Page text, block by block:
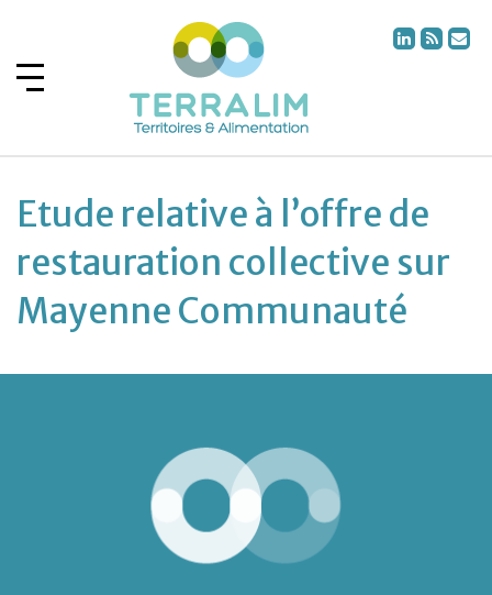
Etude relative à l’offre de
restauration collective sur
Mayenne Communauté